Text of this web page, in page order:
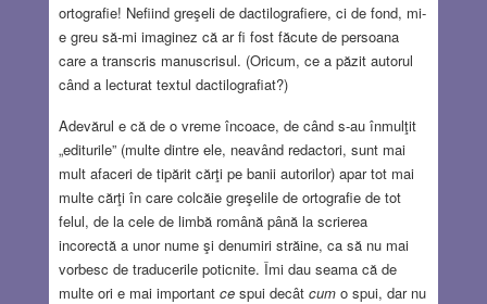
ortografie! Nefiind greşeli de dactilografiere, ci de fond, mi-
e greu să-mi imaginez că ar fi fost făcute de persoana
care a transcris manuscrisul. (Oricum, ce a păzit autorul
când a lecturat textul dactilografiat?)
Adevărul e că de o vreme încoace, de când s-au înmulţit
„editurile” (multe dintre ele, neavând redactori, sunt mai
mult afaceri de tipărit cărţi pe banii autorilor) apar tot mai
multe cărţi în care colcăie greşelile de ortografie de tot
felul, de la cele de limbă română până la scrierea
incorectă a unor nume şi denumiri străine, ca să nu mai
vorbesc de traducerile poticnite. Îmi dau seama că de
multe ori e mai important ce spui decât cumo spui, dar nu